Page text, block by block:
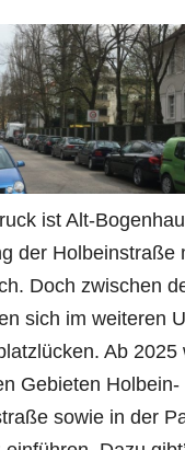
ist Alt-
der Holbeinstraße
Doch zwischen
sich im weiteren
Ab 2025
Gebieten Holbein-
sowie in der